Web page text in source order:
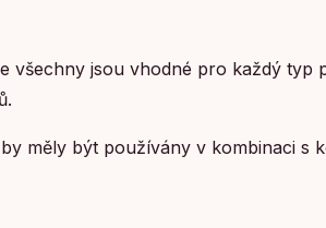
všechny jsou vhodné pro každý
měly být používány v kombinaci